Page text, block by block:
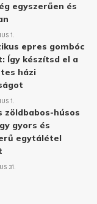
egyszerűen és
1.
epres gombóc
Így készítsd el a
házi
1.
zöldbabos-húsos
gyors és
egytálétel
31.